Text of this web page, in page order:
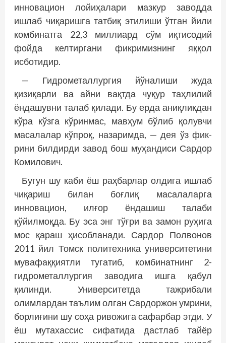
инновацион лойиҳалари мазкур заводда
ишлаб чиқаришга татбиқ этилиши ўтган йили
комбинатга 22,3 миллиард сўм иқтисодий
фойда келтиргани фик­римизнинг яққол
исботидир.
— Гидрометаллургия йўналиши жуда
қизиқарли ва айни вақтда чуқур таҳлилий
ёндашувни талаб қилади. Бу ерда аниқликдан
кўра кўзга кўринмас, мавҳум бўлиб қолувчи
масалалар кўпроқ, назаримда, — дея ўз фик­
рини билдирди завод бош муҳандиси Сардор
Комилович.
Бугун шу каби ёш раҳбарлар олдига ишлаб
чиқариш билан боғлиқ масалаларга
инновацион, илғор ёндашиш талаби
қўйилмоқда. Бу эса энг тўғри ва замон руҳига
мос қараш ҳисобланади. Сардор Полвонов
2011 йил Томск политехника университетини
мувафаққиятли тугатиб, комбинатнинг 2-
гидрометаллургия заводига ишга қабул
қилинди. Университетда тажрибали
олимлардан таълим олган Сардоржон умрини,
борлиғини шу соҳа ривожига сафарбар этди. У
ёш мутахассис сифатида дастлаб тайёр